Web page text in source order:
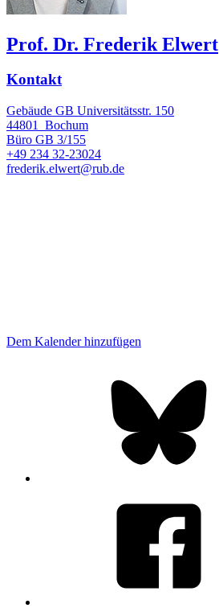
Prof. Dr. Frederik Elwert
Kontakt
Gebäude GB Universitätsstr. 150
44801
Bochum
Büro GB 3/155
+49 234 32-23024
frederik.elwert@rub.de
Dem Kalender hinzufügen